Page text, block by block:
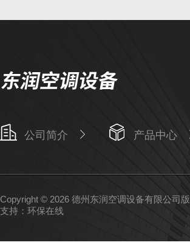
公司简介 产品中心
Copyright © 2026 德州东润空调设备有限公司
支持： 环保在线